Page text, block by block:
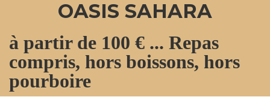
OASIS SAHARA
à partir de 100 € ... Repas
compris, hors boissons, hors
pourboire